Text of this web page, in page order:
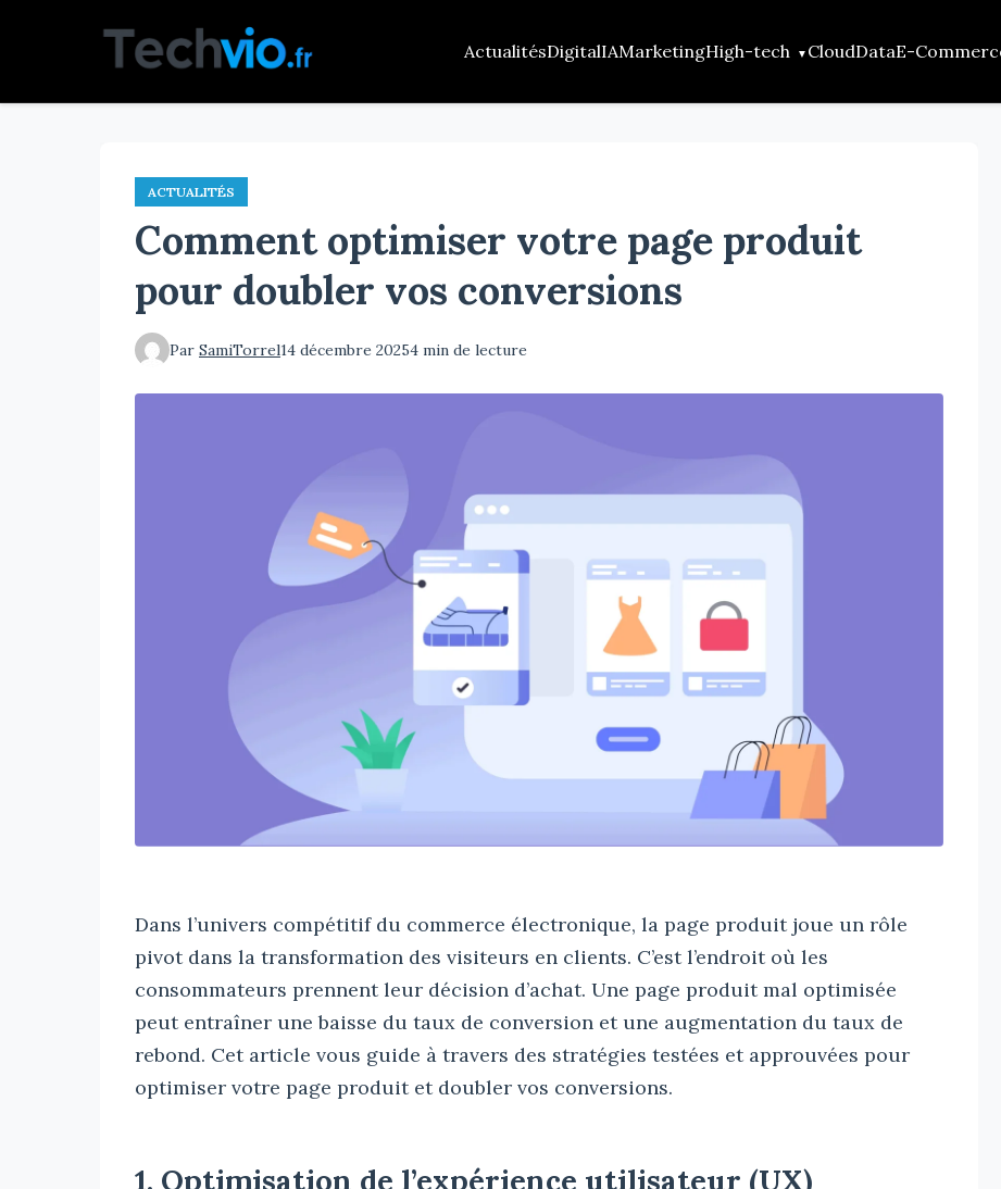
ActualitésDigitalIAMarketingHigh-tech CloudDataE-
ACTUALITÉS
Comment optimiser votre page produit
pour doubler vos conversions
Par SamiTorrel14 décembre 20254 min de lecture
Dans l’univers compétitif du commerce électronique, la page produit joue un rôle
pivot dans la transformation des visiteurs en clients. C’est l’endroit où les
consommateurs prennent leur décision d’achat. Une page produit mal optimisée
peut entraîner une baisse du taux de conversion et une augmentation du taux de
rebond. Cet article vous guide à travers des stratégies testées et approuvées pour
optimiser votre page produit et doubler vos conversions.
1. Optimisation de l’expérience utilisateur (UX)